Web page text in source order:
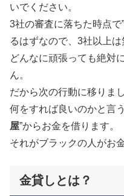
いでください。
3社の審査に落ちた時点で”
るはずなので、3社以上は
どんなに頑張っても絶対
ん。
だから次の行動に移りまし
何をすれば良いのかと言
屋”からお金を借ります。
それがブラックの人がお
金貸しとは？